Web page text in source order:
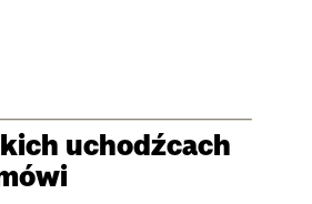
uchodźcach